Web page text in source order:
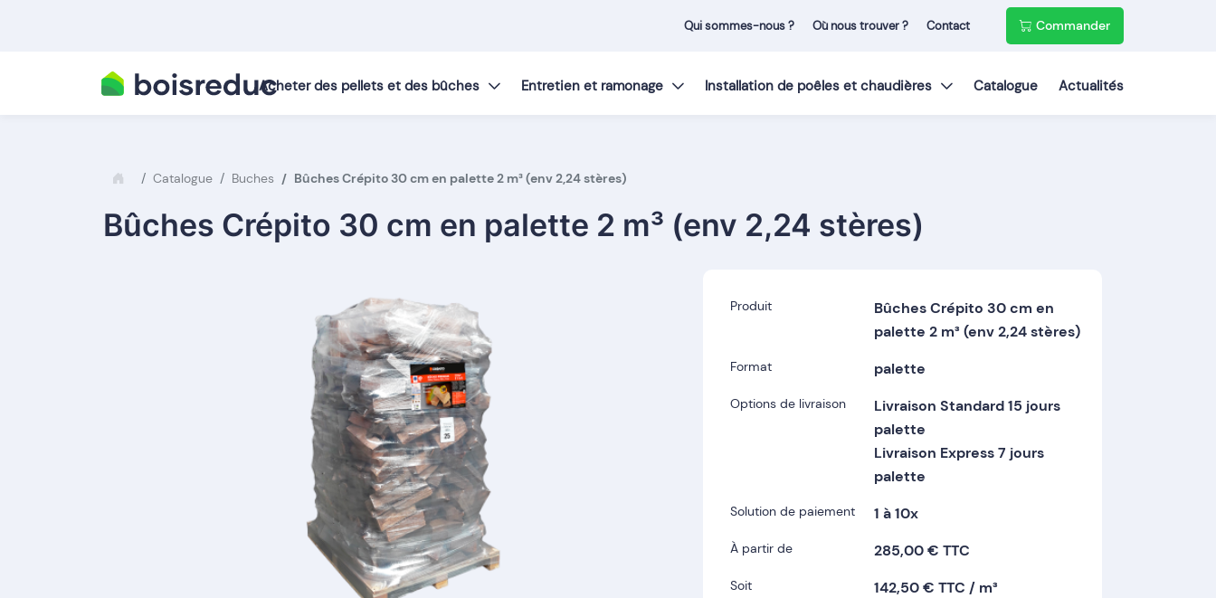
Acheter des pellets et des bûches Entretien et ramonage Installation de poêles et chaudières Catalogue Actualités
Qui sommes-nous ? Où nous trouver ? Contact Commander
Catalogue Buches Bûches Crépito 30 cm en palette 2 m³ (env 2,24 stères)
Bûches Crépito 30 cm en palette 2 m³ (env 2,24 stères)
Produit
Bûches Crépito 30 cm en
palette 2 m³ (env 2,24 stères)
Format palette
Options de livraison
Livraison Standard 15 jours
palette
Livraison Express 7 jours
palette
Solution de paiement 1 à 10x
À partir de 285,00 € TTC
Soit 142,50 € TTC / m³